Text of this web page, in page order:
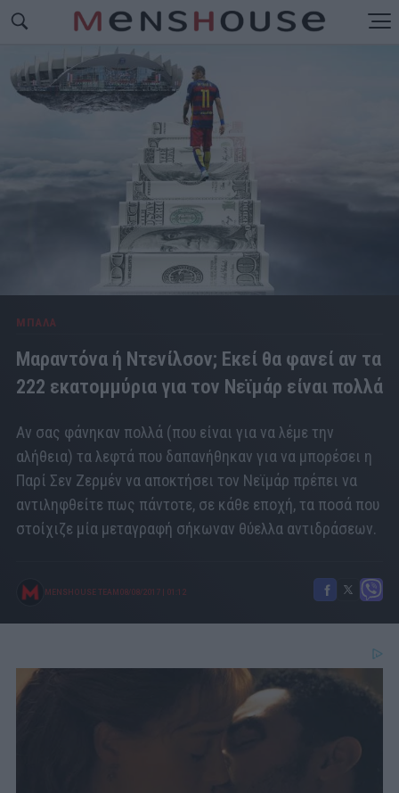
ΜΠΑΛΑ
Μαραντόνα ή Ντενίλσον; Εκεί θα φανεί αν τα
222 εκατομμύρια για τον Νεϊμάρ είναι πολλά
Αν σας φάνηκαν πολλά (που είναι για να λέμε την
αλήθεια) τα λεφτά που δαπανήθηκαν για να μπορέσει η
Παρί Σεν Ζερμέν να αποκτήσει τον Νεϊμάρ πρέπει να
αντιληφθείτε πως πάντοτε, σε κάθε εποχή, τα ποσά που
στοίχιζε μία μεταγραφή σήκωναν θύελλα αντιδράσεων.
MENSHOUSE TEAM 08/08/2017 01:12